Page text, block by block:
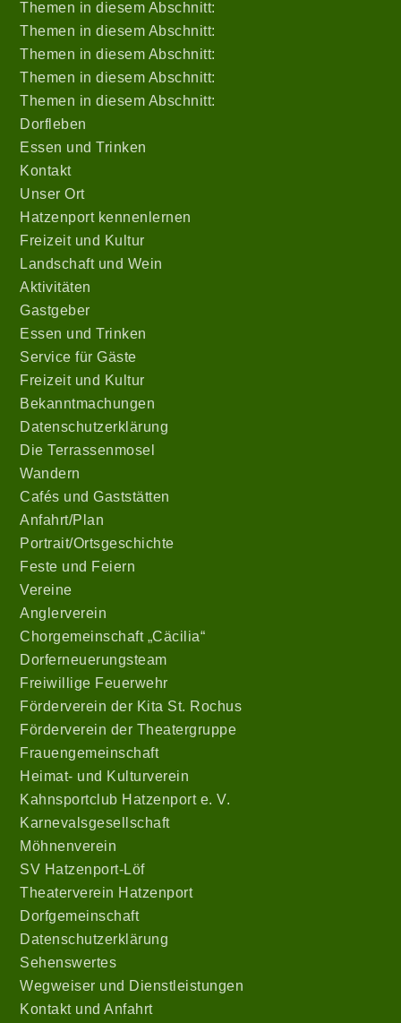
Themen in diesem Abschnitt:
Themen in diesem Abschnitt:
Themen in diesem Abschnitt:
Themen in diesem Abschnitt:
Themen in diesem Abschnitt:
Dorfleben
Essen und Trinken
Kontakt
Unser Ort
Hatzenport kennenlernen
Freizeit und Kultur
Landschaft und Wein
Aktivitäten
Gastgeber
Essen und Trinken
Service für Gäste
Freizeit und Kultur
Bekanntmachungen
Datenschutzerklärung
Die Terrassenmosel
Wandern
Cafés und Gaststätten
Anfahrt/Plan
Portrait/Ortsgeschichte
Feste und Feiern
Vereine
Anglerverein
Chorgemeinschaft „Cäcilia“
Dorferneuerungsteam
Freiwillige Feuerwehr
Förderverein der Kita St. Rochus
Förderverein der Theatergruppe
Frauengemeinschaft
Heimat- und Kulturverein
Kahnsportclub Hatzenport e. V.
Karnevalsgesellschaft
Möhnenverein
SV Hatzenport-Löf
Theaterverein Hatzenport
Dorfgemeinschaft
Datenschutzerklärung
Sehenswertes
Wegweiser und Dienstleistungen
Kontakt und Anfahrt